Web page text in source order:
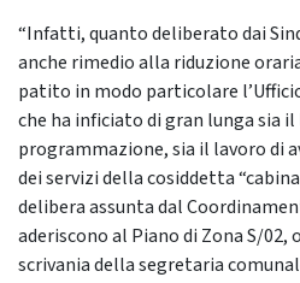
“Infatti, quanto deliberato dai
anche rimedio alla riduzione
patito in modo particolare
che ha inficiato di gran lunga sia
programmazione, sia il lavoro di
dei servizi della cosiddetta
delibera assunta dal
aderiscono al Piano di Zona S/02,
scrivania della segretaria